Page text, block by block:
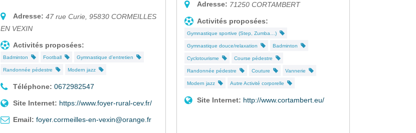
Adresse: 47 rue Curie,95830 CORMEILLES
EN VEXIN
Activités proposées:
Badminton Football Gymnastique d'entretien
Randonnée pédestre Modern jazz
Téléphone: 0672982547
Site Internet: https://www.foyer-rural-cev.fr/
Email: foyer.cormeilles-en-vexin@orange.fr
Adresse: 71250 CORTAMBERT
Activités proposées:
Gymnastique sportive (Step, Zumba…)
Gymnastique douce/relaxation Badminton
Cyclotourisme Course pédestre
Randonnée pédestre Couture Vannerie
Modern jazz Autre Activité corporelle
Site Internet: http://www.cortambert.eu/